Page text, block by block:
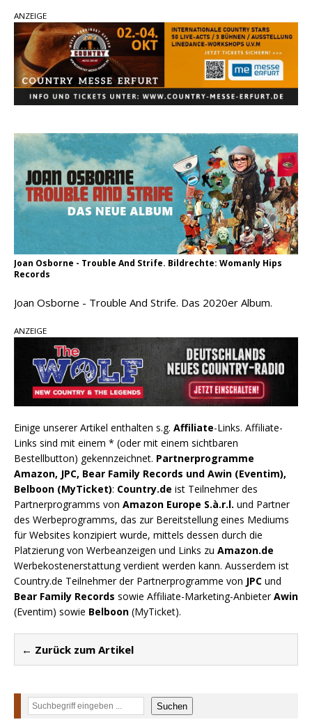
„Pearl Handled Pistol“
Son Volt – „Sound Signal Serenades“ erscheint
am 28. August
pez veröffentlicht neue Single „Late Night
Talks“ – eine Hymne auf unvergessliche
ANZEIGE
Joan Osborne - Trouble And Strife. Bildrechte: Womanly Hips
Records
Joan Osborne - Trouble And Strife. Das 2020er Album.
ANZEIGE
Einige unserer Artikel enthalten s.g. Affiliate-Links. Affiliate-
Links sind mit einem * (oder mit einem sichtbaren
Bestellbutton) gekennzeichnet. Partnerprogramme
Amazon, JPC, Bear Family Records und Awin (Eventim),
Belboon (MyTicket): Country.de ist Teilnehmer des
Partnerprogramms von Amazon Europe S.à.r.l. und Partner
des Werbeprogramms, das zur Bereitstellung eines Mediums
für Websites konzipiert wurde, mittels dessen durch die
Platzierung von Werbeanzeigen und Links zu Amazon.de
Werbekostenerstattung verdient werden kann. Ausserdem ist
Country.de Teilnehmer der Partnerprogramme von JPC und
Bear Family Records sowie Affiliate-Marketing-AnbieterAwin
(Eventim) sowie Belboon (MyTicket).
← Zurück zum Artikel
Suchen Suchen